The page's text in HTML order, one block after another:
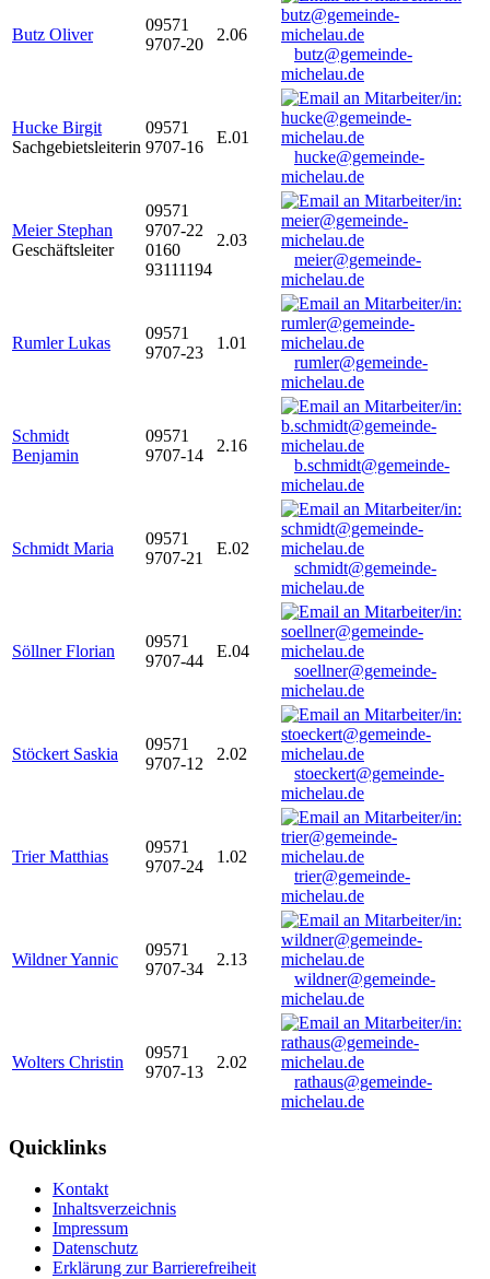
Butz Oliver
09571
9707-20
2.06
butz@gemeinde-
michelau.de
Hucke Birgit
Sachgebietsleiterin
09571
9707-16
E.01
hucke@gemeinde-
michelau.de
Meier Stephan
Geschäftsleiter
09571
9707-22
0160
93111194
2.03
meier@gemeinde-
michelau.de
Rumler Lukas
09571
9707-23
1.01
rumler@gemeinde-
michelau.de
Schmidt
Benjamin
09571
9707-14
2.16
b.schmidt@gemeinde-
michelau.de
Schmidt Maria
09571
9707-21
E.02
schmidt@gemeinde-
michelau.de
Söllner Florian
09571
9707-44
E.04
soellner@gemeinde-
michelau.de
Stöckert Saskia
09571
9707-12
2.02
stoeckert@gemeinde-
michelau.de
Trier Matthias
09571
9707-24
1.02
trier@gemeinde-
michelau.de
Wildner Yannic
09571
9707-34
2.13
wildner@gemeinde-
michelau.de
Wolters Christin
09571
9707-13
2.02
rathaus@gemeinde-
michelau.de
Quicklinks
Kontakt
Inhaltsverzeichnis
Impressum
Datenschutz
Erklärung zur Barrierefreiheit